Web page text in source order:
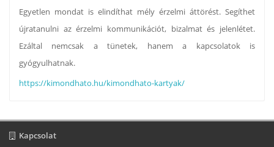
Egyetlen mondat is elindíthat mély érzelmi áttörést. Segíthet
újratanulni az érzelmi kommunikációt, bizalmat és jelenlétet.
Ezáltal nemcsak a tünetek, hanem a kapcsolatok is
gyógyulhatnak.
https://kimondhato.hu/kimondhato-kartyak/
Kapcsolat